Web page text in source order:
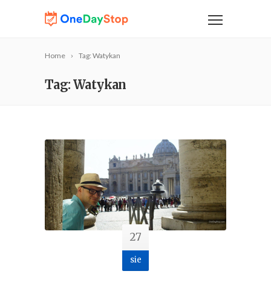
Home Tag: Watykan
Tag: Watykan
27
sie